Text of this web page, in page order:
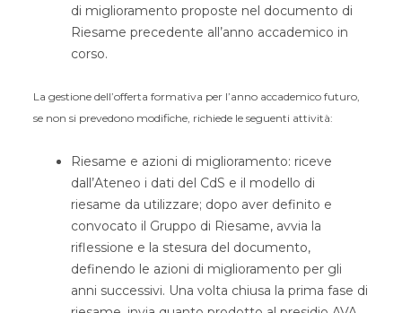
di miglioramento proposte nel documento di
Riesame precedente all’anno accademico in
corso.
La gestione dell’offerta formativa per l’anno accademico futuro,
se non si prevedono modifiche, richiede le seguenti attività:
Riesame e azioni di miglioramento: riceve
dall’Ateneo i dati del CdS e il modello di
riesame da utilizzare; dopo aver definito e
convocato il Gruppo di Riesame, avvia la
riflessione e la stesura del documento,
definendo le azioni di miglioramento per gli
anni successivi. Una volta chiusa la prima fase di